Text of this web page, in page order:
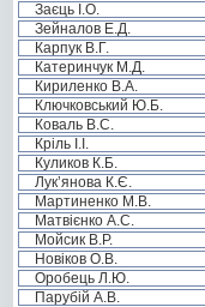
Заєць І.О.
Зейналов Е.Д.
Карпук В.Г.
Катеринчук М.Д.
Кириленко В.А.
Ключковський Ю.Б.
Коваль В.С.
Кріль І.І.
Куликов К.Б.
Лук’янова К.Є.
Мартиненко М.В.
Матвієнко А.С.
Мойсик В.Р.
Новіков О.В.
Оробець Л.Ю.
Парубій А.В.